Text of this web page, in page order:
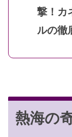
撃！カ
ルの徹
熱海の